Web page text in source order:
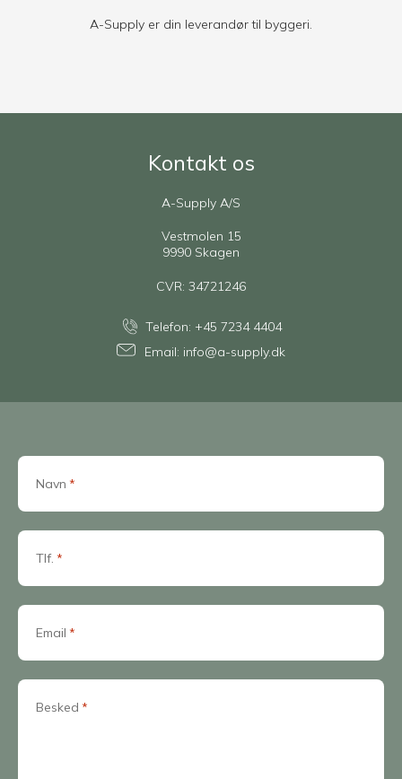
A-Supply er din leverandør til byggeri.
Navn *
Tlf. *
Email *
Besked *
Kontakt os
A-Supply A/S
Vestmolen 15
9990 Skagen
CVR: 34721246
Telefon: +45 7234 4404
Email: info@a-supply.dk